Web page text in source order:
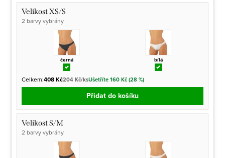
Velikost XS/S
2 barvy vybrány
černá bílá
Celkem:408 Kč204 Kč/ksUšetříte 160 Kč (28 %)
Přidat do košíku
Velikost S/M
2 barvy vybrány